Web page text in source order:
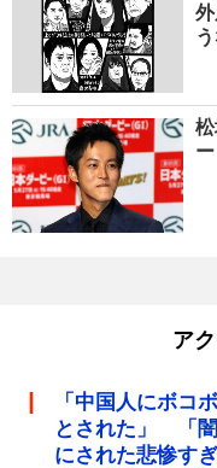
ア
「中国人にボコ
とされた」 「
にされた悲惨す